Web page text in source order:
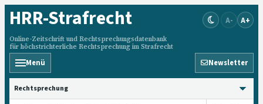
HRR-Strafrecht
Online-Zeitschrift und Rechtsprechungsdatenbank
für höchstrichterliche Rechtsprechung im Strafrecht
A- A+
Menü Newsletter
HRRS durchsuchen